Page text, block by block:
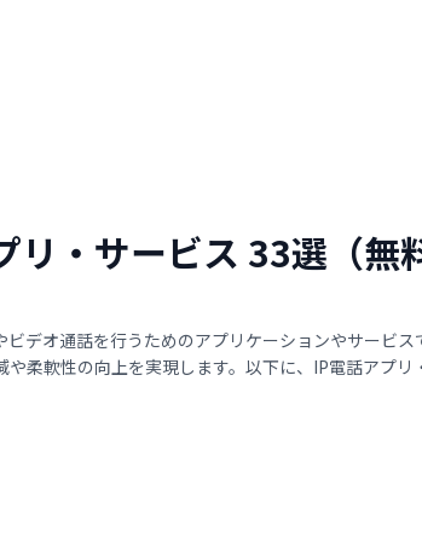
・サービス 33選（無
デオ通話を行うためのアプリケーションやサービ
柔軟性の向上を実現します。以下に、IP電話アプ